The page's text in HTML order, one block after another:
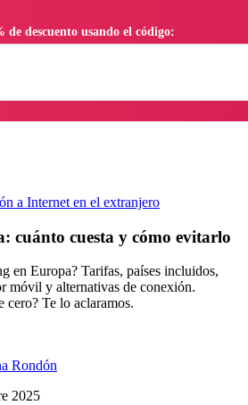
a Internet en el extranjero
cuánto cuesta y cómo evitarlo
en Europa? Tarifas, países incluidos,
móvil y alternativas de conexión.
cero? Te lo aclaramos.
Rondón
2025